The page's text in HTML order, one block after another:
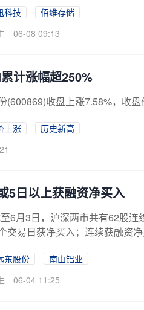
科技
佰维存储
06-08 09:13
计涨幅超250%
(600869)收盘上涨7.58%，收
上涨
历史新高
5日以上获融资净买入
6月3日，沪深两市共有62股
交易日获净买入；连续获融资
东股份
南山铝业
06-04 11:25